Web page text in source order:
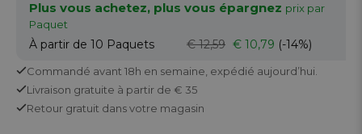
Plus vous achetez, plus vous épargnez prix par
Paquet
À partir de 10 Paquets € 12,59 € 10,79 (-14%)
Commandé avant 18h en semaine, expédié aujourd’hui.
Livraison gratuite à partir de € 35
Retour gratuit dans votre magasin